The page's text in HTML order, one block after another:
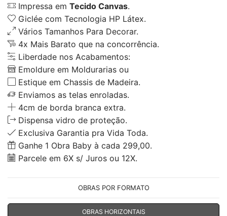
Impressa em Tecido Canvas.
Giclée com Tecnologia HP Látex.
Vários Tamanhos Para Decorar.
4x Mais Barato que na concorrência.
Liberdade nos Acabamentos:
Emoldure em Moldurarias ou
Estique em Chassis de Madeira.
Enviamos as telas enroladas.
4cm de borda branca extra.
Dispensa vidro de proteção.
Exclusiva Garantia pra Vida Toda.
Ganhe 1 Obra Baby à cada 299,00.
Parcele em 6X s/ Juros ou 12X.
OBRAS POR FORMATO
OBRAS HORIZONTAIS